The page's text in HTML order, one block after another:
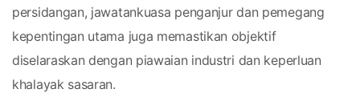
persidangan, jawatankuasa penganjur dan pemegang
kepentingan utama juga memastikan objektif
diselaraskan dengan piawaian industri dan keperluan
khalayak sasaran.